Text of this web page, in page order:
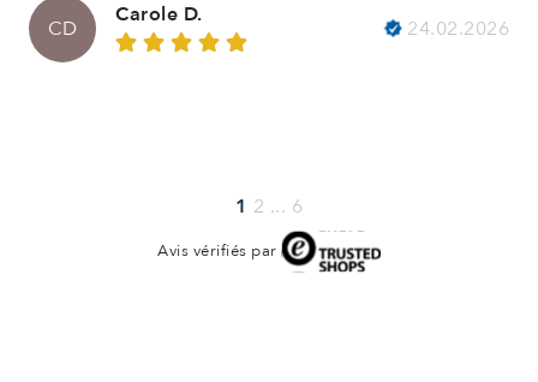
CD
Carole D.
24.02.2026
1 2 ... 6
Avis vérifiés par